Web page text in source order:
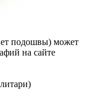
подошвы) может
на сайте